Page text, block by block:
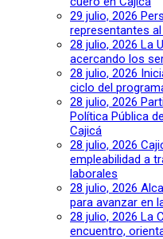
29 julio, 2026
representantes
28 julio, 2026 La
acercando los
28 julio, 2026
ciclo del
28 julio, 2026
Política Pública
Cajicá
28 julio, 2026
empleabilidad a
laborales
28 julio, 2026
para avanzar en
28 julio, 2026 La
encuentro,